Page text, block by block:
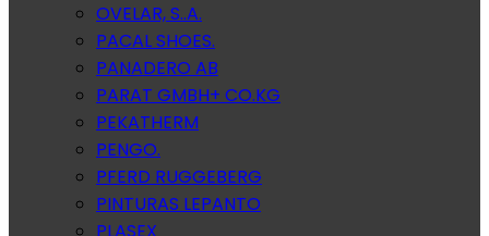
OVELAR, S..A.
PACAL SHOES.
PANADERO AB
PARAT GMBH+ CO.KG
PEKATHERM
PENGO.
PFERD RUGGEBERG
PINTURAS LEPANTO